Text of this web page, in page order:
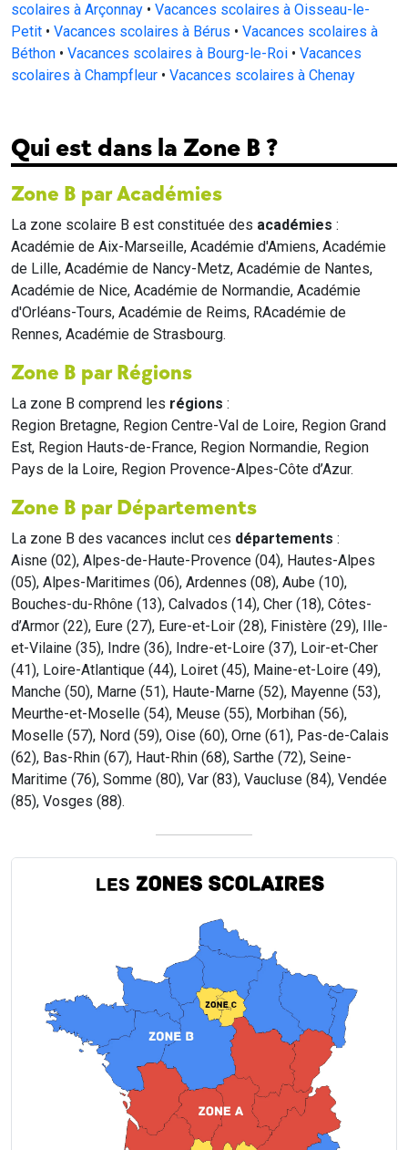
scolaires à Arçonnay • Vacances scolaires à Oisseau-le-
Petit • Vacances scolaires à Bérus • Vacances scolaires à
Béthon • Vacances scolaires à Bourg-le-Roi • Vacances
scolaires à Champfleur • Vacances scolaires à Chenay
Qui est dans la Zone B ?
Zone B par Académies
La zone scolaire B est constituée des académies :
Académie de Aix-Marseille, Académie d'Amiens, Académie
de Lille, Académie de Nancy-Metz, Académie de Nantes,
Académie de Nice, Académie de Normandie, Académie
d'Orléans-Tours, Académie de Reims, RAcadémie de
Rennes, Académie de Strasbourg.
Zone B par Régions
La zone B comprend les régions :
Region Bretagne, Region Centre-Val de Loire, Region Grand
Est, Region Hauts-de-France, Region Normandie, Region
Pays de la Loire, Region Provence-Alpes-Côte d’Azur.
Zone B par Départements
La zone B des vacances inclut ces départements :
Aisne (02), Alpes-de-Haute-Provence (04), Hautes-Alpes
(05), Alpes-Maritimes (06), Ardennes (08), Aube (10),
Bouches-du-Rhône (13), Calvados (14), Cher (18), Côtes-
d’Armor (22), Eure (27), Eure-et-Loir (28), Finistère (29), Ille-
et-Vilaine (35), Indre (36), Indre-et-Loire (37), Loir-et-Cher
(41), Loire-Atlantique (44), Loiret (45), Maine-et-Loire (49),
Manche (50), Marne (51), Haute-Marne (52), Mayenne (53),
Meurthe-et-Moselle (54), Meuse (55), Morbihan (56),
Moselle (57), Nord (59), Oise (60), Orne (61), Pas-de-Calais
(62), Bas-Rhin (67), Haut-Rhin (68), Sarthe (72), Seine-
Maritime (76), Somme (80), Var (83), Vaucluse (84), Vendée
(85), Vosges (88).